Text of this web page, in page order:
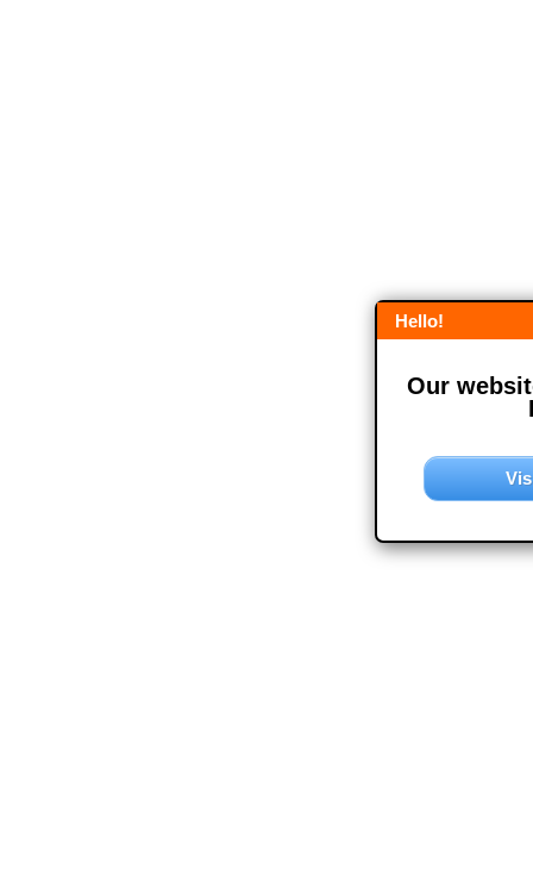
Hello!
Our